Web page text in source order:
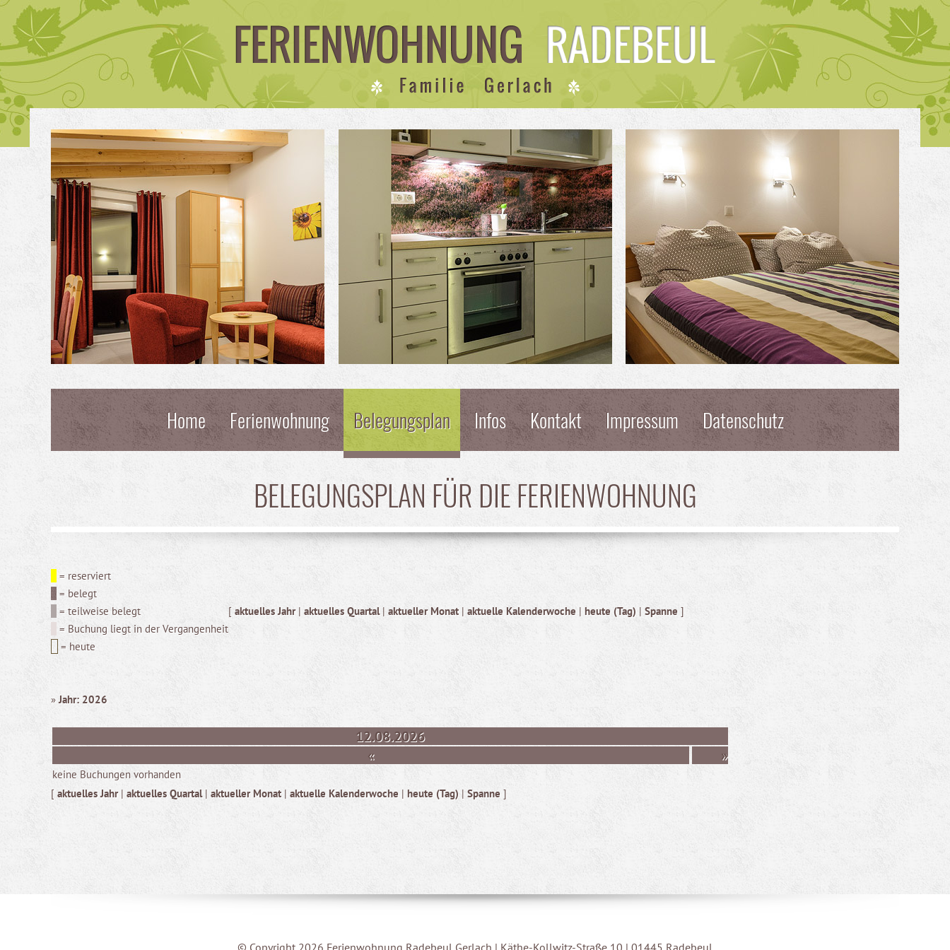
Home Ferienwohnung Belegungsplan Infos Kontakt Impressum Datenschutz
BELEGUNGSPLAN FÜR DIE FERIENWOHNUNG
= reserviert
= belegt
= teilweise belegt
= Buchung liegt in der Vergangenheit
= heute
[ aktuelles Jahr| aktuelles Quartal| aktueller Monat | aktuelle Kalenderwoche | heute (Tag) | Spanne ]
»Jahr: 2026
12.08.2026
«
»
keine Buchungen vorhanden
[ aktuelles Jahr| aktuelles Quartal| aktueller Monat | aktuelle Kalenderwoche | heute (Tag) | Spanne ]
© Copyright 2026 Ferienwohnung Radebeul Gerlach | Käthe-Kollwitz-Straße 10 | 01445 Radebeul